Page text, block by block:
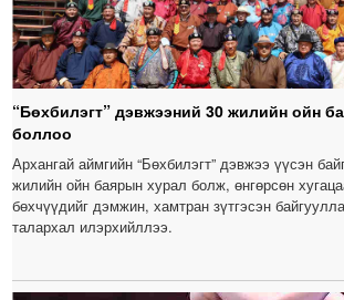
“Бөхбилэгт” дэвжээний 30 жилийн ойн
боллоо
Архангай аймгийн “Бөхбилэгт” дэвжээ үүсэн
жилийн ойн баярын хурал болж, өнгөрсөн
бөхчүүдийг дэмжин, хамтран зүтгэсэн
талархал илэрхийллээ.